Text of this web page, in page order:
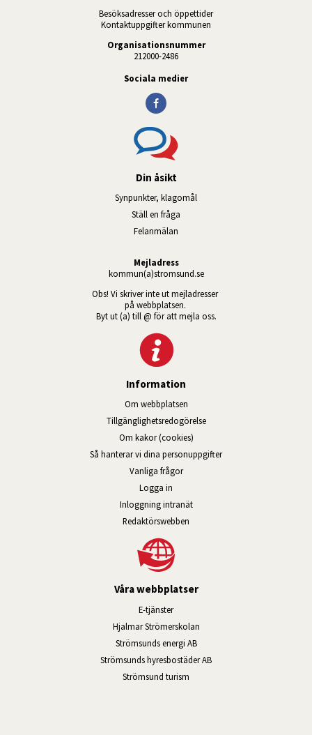
Besöksadresser och öppettider
Kontaktuppgifter kommunen
Organisationsnummer
212000-2486
Sociala medier
Din åsikt
Synpunkter, klagomål
Ställ en fråga
Felanmälan
Mejladress
kommun(a)stromsund.se
Obs! Vi skriver inte ut mejladresser
på webbplatsen.
Byt ut (a) till @ för att mejla oss.
Information
Om webbplatsen
Tillgänglig­hets­redo­görelse
Om kakor (cookies)
Så hanterar vi dina personuppgifter
Vanliga frågor
Logga in
Inloggning intranätÖppnas i nytt fönster.
Redaktörswebben
Våra webbplatser
E-tjänsterLänk till annan webbplats, öppnas i
Hjalmar StrömerskolanLänk till annan webbplats,
Strömsunds energi ABLänk till annan webbplats,
Strömsunds hyresbostäder ABLänk till annan
Strömsund turism